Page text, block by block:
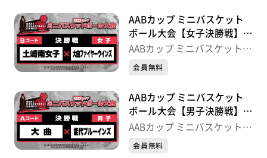
AABカップ ミニバスケット
ボール大会【女子決勝戦】土
崎南女子×大曲ファイヤーウ
AABカップ ミニバスケットボ
ール大会
会員無料
AABカップ ミニバスケット
ボール大会【男子決勝戦】大
曲×能代ブルーインズ
AABカップ ミニバスケットボ
ール大会
会員無料